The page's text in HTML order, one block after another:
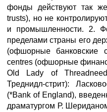
фонды действуют так
trusts), но не
и промышленности. 2.
пределами страны его
(офшорные банковские
centres (офшорные
Old Lady of
Треднидл-стрит):
(*Bank of England),
драматургом Р.